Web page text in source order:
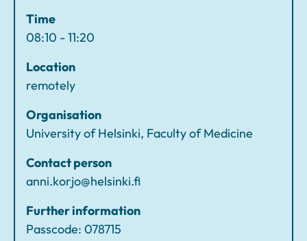
Time
08:10 - 11:20
Location
remotely
Organisation
University of Helsinki, Faculty of Medicine
Contact person
anni.korjo@helsinki.fi
Further information
Passcode: 078715